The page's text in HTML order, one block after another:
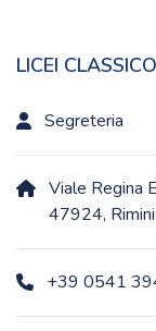
LICEI
Segreteria
Viale Regina
47924,
+39 0541